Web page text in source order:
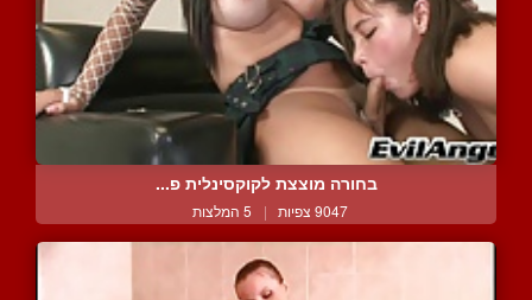
בחורה מוצצת לקוקסינלית פ...
9047 צפיות | 5 המלצות